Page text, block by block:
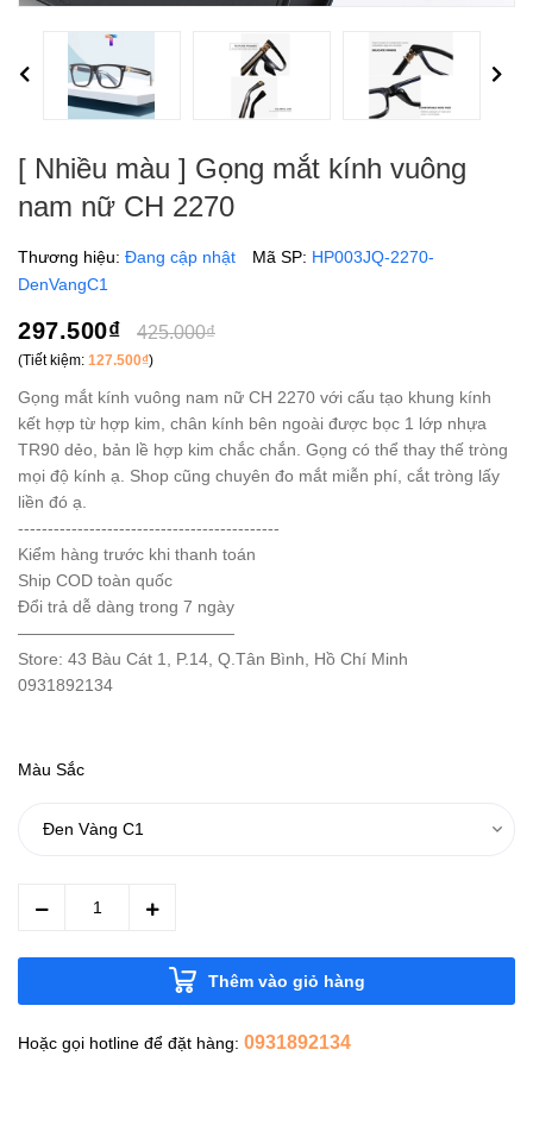
Previous Next
[ Nhiều màu ] Gọng mắt kính vuông
nam nữ CH 2270
Thương hiệu: Đang cập nhật Mã SP: HP003JQ-2270-
DenVangC1
297.500₫ 425.000₫
(Tiết kiệm: 127.500₫)
Gọng mắt kính vuông nam nữ CH 2270 với cấu tạo khung kính
kết hợp từ hợp kim, chân kính bên ngoài được bọc 1 lớp nhựa
TR90 dẻo, bản lề hợp kim chắc chắn. Gọng có thể thay thế tròng
mọi độ kính ạ. Shop cũng chuyên đo mắt miễn phí, cắt tròng lấy
liền đó ạ.
--------------------------------------------
Kiểm hàng trước khi thanh toán
Ship COD toàn quốc
Đổi trả dễ dàng trong 7 ngày
—————————————
Store: 43 Bàu Cát 1, P.14, Q.Tân Bình, Hồ Chí Minh
0931892134
Màu Sắc
Thêm vào giỏ hàng
Hoặc gọi hotline để đặt hàng: 0931892134